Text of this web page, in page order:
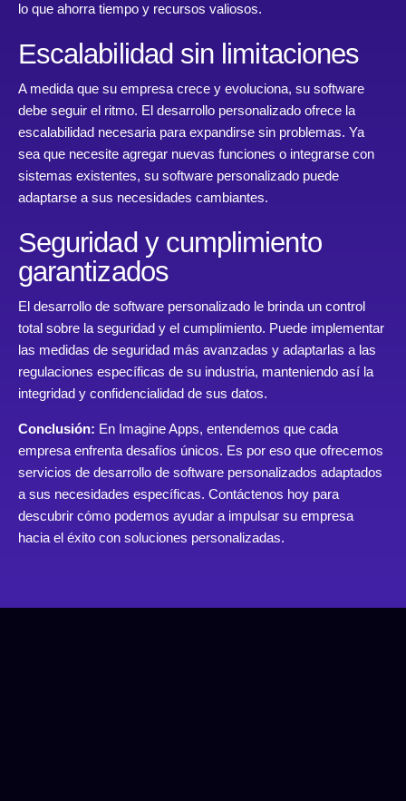
lo que ahorra tiempo y recursos valiosos.
Escalabilidad sin limitaciones
A medida que su empresa crece y evoluciona, su software
debe seguir el ritmo. El desarrollo personalizado ofrece la
escalabilidad necesaria para expandirse sin problemas. Ya
sea que necesite agregar nuevas funciones o integrarse con
sistemas existentes, su software personalizado puede
adaptarse a sus necesidades cambiantes.
Seguridad y cumplimiento
garantizados
El desarrollo de software personalizado le brinda un control
total sobre la seguridad y el cumplimiento. Puede implementar
las medidas de seguridad más avanzadas y adaptarlas a las
regulaciones específicas de su industria, manteniendo así la
integridad y confidencialidad de sus datos.
Conclusión: En Imagine Apps, entendemos que cada
empresa enfrenta desafíos únicos. Es por eso que ofrecemos
servicios de desarrollo de software personalizados adaptados
a sus necesidades específicas. Contáctenos hoy para
descubrir cómo podemos ayudar a impulsar su empresa
hacia el éxito con soluciones personalizadas.